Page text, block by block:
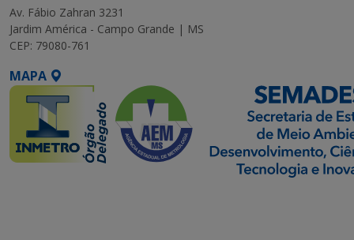
Av. Fábio Zahran 3231
Jardim América - Campo Grande | MS
CEP: 79080-761
MAPA